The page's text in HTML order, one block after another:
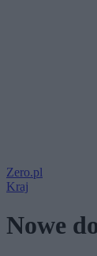
Zero.pl
Kraj
Nowe